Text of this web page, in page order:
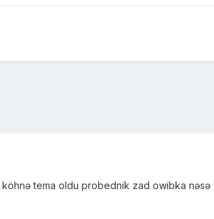
tema oldu probednik zad owibka